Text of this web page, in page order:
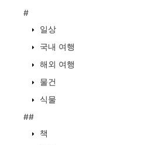
#
일상
국내 여행
해외 여행
물건
식물
##
책